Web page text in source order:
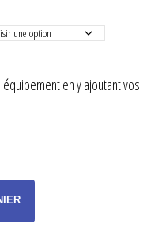
en y ajoutant vos